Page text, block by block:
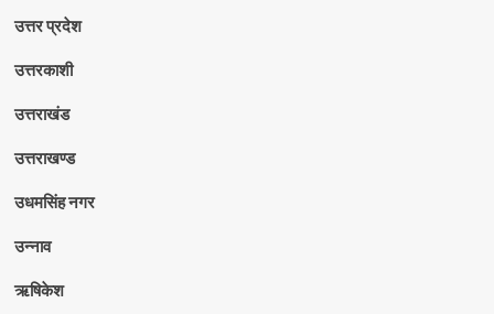
उत्तर प्रदेश
उत्तरकाशी
उत्तराखंड
उत्तराखण्ड
उधमसिंह नगर
उन्नाव
ऋषिकेश